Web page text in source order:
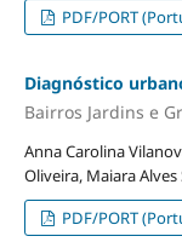
PDF/PORT
Diagnóstico
Bairros Jardins e
Anna Carolina
Oliveira, Maiara
PDF/PORT